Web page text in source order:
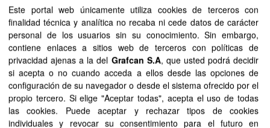
Aprobación Definitiva...
Aprobación Definitiva...
Aprobación Definitiva...
Aprobación Definitiva...
Aprobación Definitiva...
Este portal web únicamente utiliza cookies de terceros con
finalidad técnica y analítica no recaba ni cede datos de carácter
personal de los usuarios sin su conocimiento. Sin embargo,
contiene enlaces a sitios web de terceros con políticas de
privacidad ajenas a la del Grafcan S.A, que usted podrá decidir
si acepta o no cuando acceda a ellos desde las opciones de
configuración de su navegador o desde el sistema ofrecido por el
propio tercero. Si elige "Aceptar todas", acepta el uso de todas
las cookies. Puede aceptar y rechazar tipos de cookies
individuales y revocar su consentimiento para el futuro en